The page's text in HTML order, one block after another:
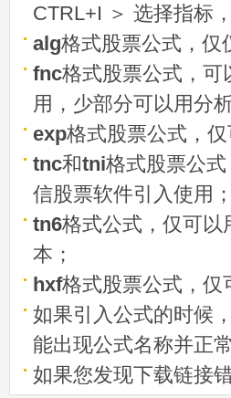
CTRL+I ＞ 选择指标，
alg格式股票公式，仅
fnc格式股票公式，可
用，少部分可以用分
exp格式股票公式，
tnc和tni格式股票公
信股票软件引入使用；
tn6格式公式，仅可以
本；
hxf格式股票公式，仅
如果引入公式的时候
能出现公式名称并正
如果您发现下载链接